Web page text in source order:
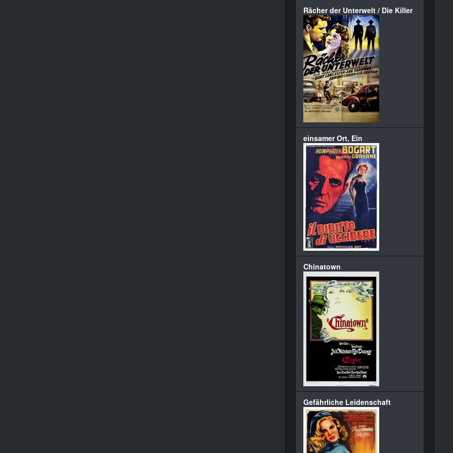
Rächer der Unterwelt / Die Killer
einsamer Ort, Ein
Chinatown
Gefährliche Leidenschaft